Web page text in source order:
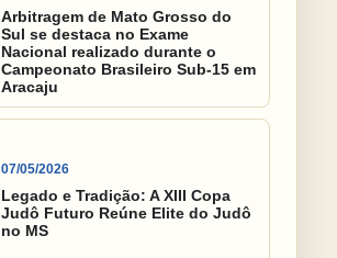
Arbitragem de Mato Grosso do
Sul se destaca no Exame
Nacional realizado durante o
Campeonato Brasileiro Sub-15 em
Aracaju
07/05/2026
Legado e Tradição: A XIII Copa
Judô Futuro Reúne Elite do Judô
no MS